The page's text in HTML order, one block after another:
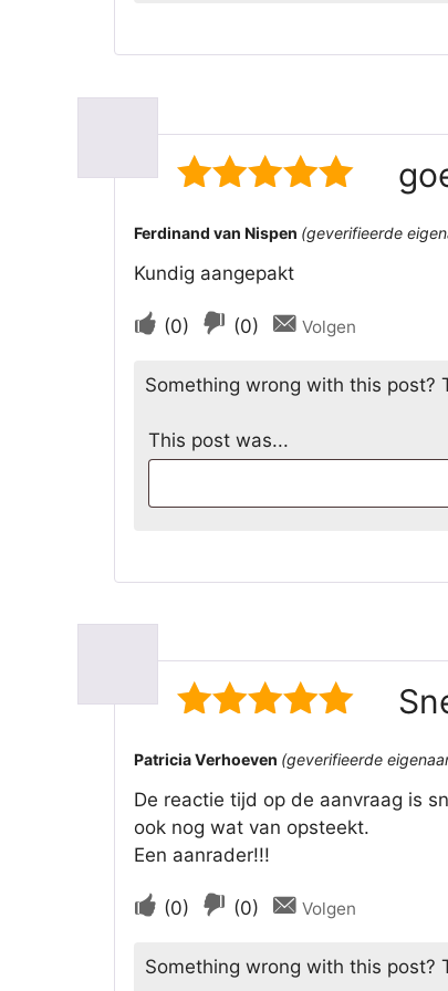
van 5
Ferdinand van Nispen (geverifieerde
Kundig aangepakt
Stem
dit
was
(0)
Stem
dit
nuttig
(0) Volgen
Something wrong with this post?
This post was...
5 van 5
Patricia Verhoeven (geverifieerde
De reactie tijd op de aanvraag is
ook nog wat van opsteekt.
Een aanrader!!!
Stem
dit
(0)
Stem
dit
(0) Volgen
Something wrong with this post?